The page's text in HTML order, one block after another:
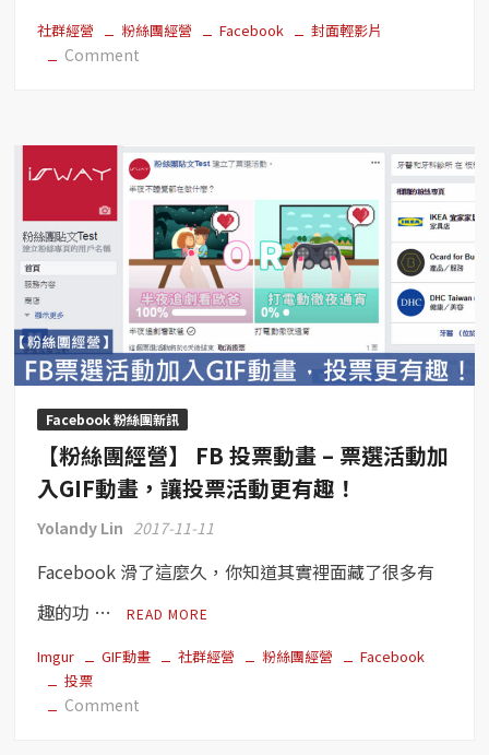
權
社群經營 粉絲團經營 Facebook 封面輕影片
Comment
經
營】
FB
面
影
片
–
別
再
浪
費
粉
專
最
大
面
Facebook 粉絲團新訊
【粉絲團經營】 FB 投票動畫 – 票選活動加
入GIF動畫，讓投票活動更有趣！
Yolandy Lin 2017-11-11
Facebook 滑了這麼久，你知道其實裡面藏了很多有
趣的功 …
READ MORE
Imgur GIF動畫 社群經營 粉絲團經營
Facebook
投票
Comment